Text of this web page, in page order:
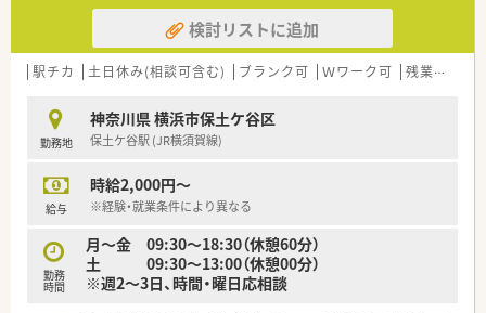
服薬指導にも力を入れています。
病気・症状の異なる患者さま一人ずつと面談をし、服薬中の薬の
効能を知っていただき安心して治療が続けられるようにサポー
トしています。
3日勤務となります。原則曜日固定でご勤務いただけます。
≪おすすめポイント≫
■週2日～3日、希望の勤務曜日はご相談ください。
■無料駐車場完備！車通勤も可能です。
検討リストに追加
駅チカ 土日休み(相談可含む) ブランク可 Ｗワーク可 残業なし(ほぼなし含む)
勤務地
神奈川県 横浜市保土ケ谷区
保土ケ谷駅 (JR横須賀線)
給与
時給2,000円～
※経験・就業条件により異なる
勤務
時間
月～金 09:30～18:30（休憩60分）
土 09:30～13:00（休憩00分）
※週2～3日、時間・曜日応相談